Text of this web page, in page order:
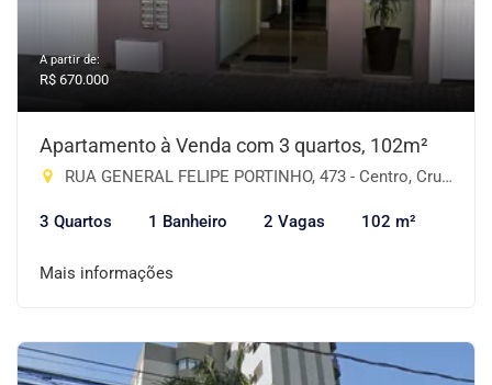
A partir de:
R$ 670.000
Apartamento à Venda com 3 quartos, 102m²
RUA GENERAL FELIPE PORTINHO, 473 - Centro, Cruz Alta-RS
3 Quartos 1 Banheiro 2 Vagas 102 m²
Mais informações